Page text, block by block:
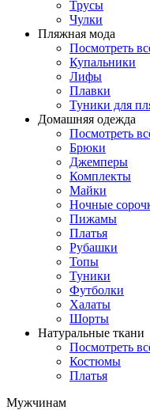
Трусы
Чулки
Пляжная мода
Посмотреть
Купальники
Лифы
Плавки
Туники для
Домашняя одежда
Посмотреть
Брюки
Джемперы
Комплекты
Майки
Ночные
Пижамы
Платья
Рубашки
Топы
Туники
Футболки
Халаты
Шорты
Натуральные ткани
Посмотреть
Костюмы
Платья
Мужчинам